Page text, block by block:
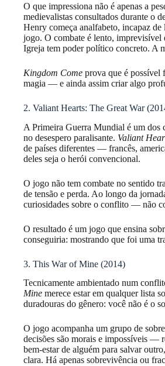
O que impressiona não é apenas a
medievalistas consultados durante o
Henry começa analfabeto, incapaz
jogo. O combate é lento, imprevisível
Igreja tem poder político concreto. A
Kingdom Come prova que é possível
magia — e ainda assim criar algo
2. Valiant Hearts: The Great War
A Primeira Guerra Mundial é um dos
no desespero paralisante. Valiant
de países diferentes — francês,
deles seja o herói convencional.
O jogo não tem combate no sentido
de tensão e perda. Ao longo da
curiosidades sobre o conflito — não
O resultado é um jogo que ensina
conseguiria: mostrando que foi uma
3. This War of Mine (2014)
Tecnicamente ambientado num
Mine merece estar em qualquer lista
duradouras do gênero: você não é o
O jogo acompanha um grupo de
decisões são morais e impossíveis —
bem-estar de alguém para salvar
clara. Há apenas sobrevivência ou